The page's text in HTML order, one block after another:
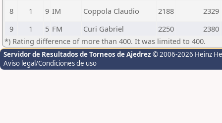
8 1 9 IM Coppola Claudio 2188
2329
9
1 5 FM Curi Gabriel 2250
2380
*) Rating difference of more than 400. It was limited to 400.
Servidor de Resultados de Torneos de Ajedrez © 2006-2026 Heinz
Aviso legal/Condiciones de uso